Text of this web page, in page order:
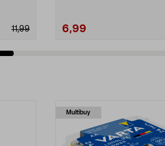
11,99 6,99
Multibuy